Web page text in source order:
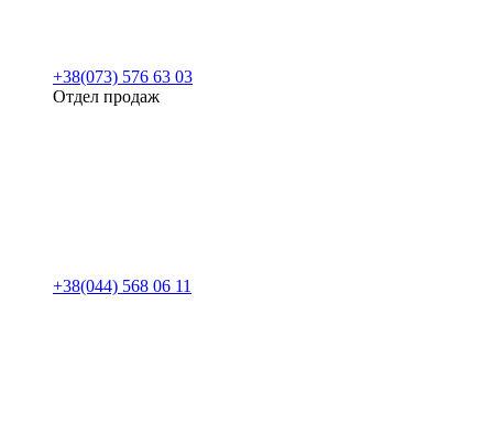
+38(073) 576 63 03
Отдел продаж
+38(044) 568 06 11